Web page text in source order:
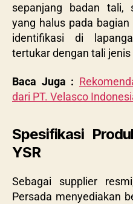
sepanjang badan tali,
yang halus pada
identifikasi di
tertukar dengan tali jenis
Baca Juga :
dari PT. Velasco
Spesifikasi
YSR
Sebagai supplier
Persada menyediakan